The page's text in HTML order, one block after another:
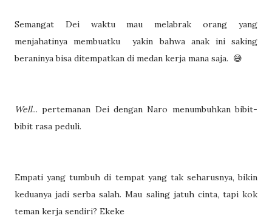
Semangat Dei waktu mau melabrak orang yang
menjahatinya membuatku yakin bahwa anak ini saking
beraninya bisa ditempatkan di medan kerja mana saja. 😅
Well... pertemanan Dei dengan Naro menumbuhkan bibit-
bibit rasa peduli.
Empati yang tumbuh di tempat yang tak seharusnya, bikin
keduanya jadi serba salah. Mau saling jatuh cinta, tapi kok
teman kerja sendiri? Ekeke